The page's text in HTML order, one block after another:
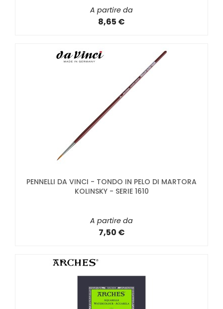
A partire da
8,65 €
PENNELLI DA VINCI - TONDO IN PELO DI MARTORA
KOLINSKY - SERIE 1610
A partire da
7,50 €